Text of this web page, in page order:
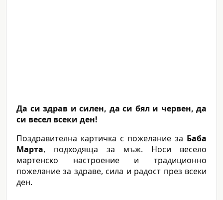
Да си здрав и силен, да си бял и червен, да
си весел всеки ден!
Поздравителна картичка с пожелание за Баба
Марта, подходяща за мъж. Носи весело
мартенско настроение и традиционно
пожелание за здраве, сила и радост през всеки
ден.